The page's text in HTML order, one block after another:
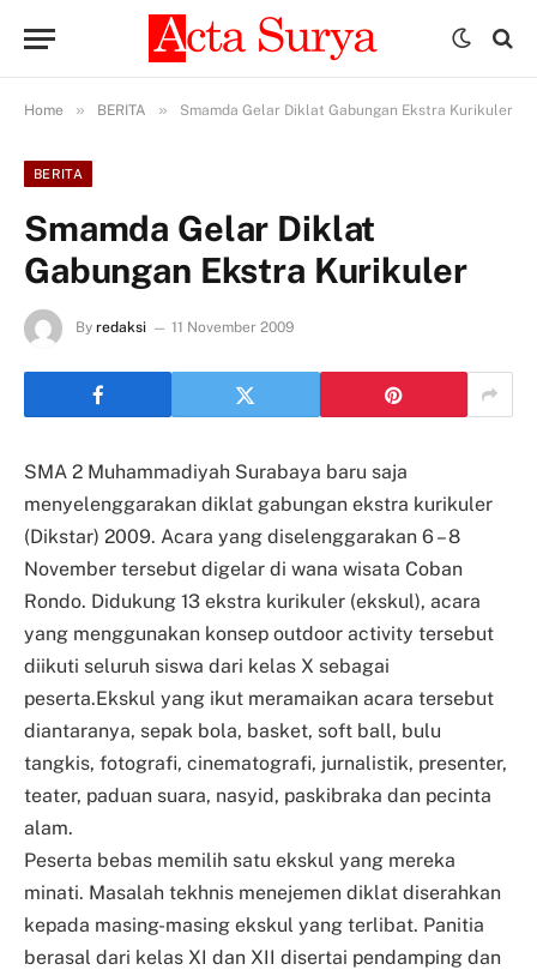
Home » BERITA » Smamda Gelar Diklat Gabungan Ekstra Kurikuler
BERITA
Smamda Gelar Diklat
Gabungan Ekstra Kurikuler
By redaksi 11 November 2009
SMA 2 Muhammadiyah Surabaya baru saja
menyelenggarakan diklat gabungan ekstra kurikuler
(Dikstar) 2009. Acara yang diselenggarakan 6 – 8
November tersebut digelar di wana wisata Coban
Rondo. Didukung 13 ekstra kurikuler (ekskul), acara
yang menggunakan konsep outdoor activity tersebut
diikuti seluruh siswa dari kelas X sebagai
peserta.Ekskul yang ikut meramaikan acara tersebut
diantaranya, sepak bola, basket, soft ball, bulu
tangkis, fotografi, cinematografi, jurnalistik, presenter,
teater, paduan suara, nasyid, paskibraka dan pecinta
alam.
Peserta bebas memilih satu ekskul yang mereka
minati. Masalah tekhnis menejemen diklat diserahkan
kepada masing-masing ekskul yang terlibat. Panitia
berasal dari kelas XI dan XII disertai pendamping dan